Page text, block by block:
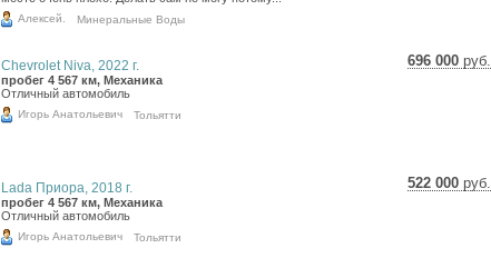
Алексей. Минеральные Воды
696 000 руб.
Chevrolet Niva, 2022 г.
пробег 4 567 км, Механика
Отличный автомобиль
Игорь Анатольевич Тольятти
522 000 руб.
Lada Приора, 2018 г.
пробег 4 567 км, Механика
Отличный автомобиль
Игорь Анатольевич Тольятти